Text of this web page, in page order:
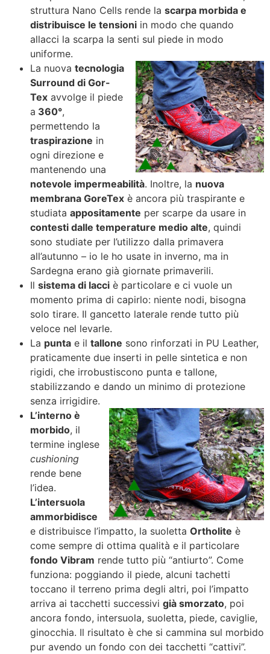
struttura Nano Cells rende la scarpa morbida e
distribuisce le tensioni in modo che quando
allacci la scarpa la senti sul piede in modo
uniforme.
La nuova tecnologia
Surround di Gor-
Tex avvolge il piede
a 360°,
permettendo la
traspirazione in
ogni direzione e
mantenendo una
notevole impermeabilità. Inoltre, la nuova
membrana GoreTex è ancora più traspirante e
studiata appositamente per scarpe da usare in
contesti dalle temperature medio alte, quindi
sono studiate per l’utilizzo dalla primavera
all’autunno – io le ho usate in inverno, ma in
Sardegna erano già giornate primaverili.
Il sistema di lacci è particolare e ci vuole un
momento prima di capirlo: niente nodi, bisogna
solo tirare. Il gancetto laterale rende tutto più
veloce nel levarle.
La punta e il tallone sono rinforzati in PU Leather,
praticamente due inserti in pelle sintetica e non
rigidi, che irrobustiscono punta e tallone,
stabilizzando e dando un minimo di protezione
senza irrigidire.
L’interno è
morbido, il
termine inglese
cushioning
rende bene
l’idea.
L’intersuola
ammorbidisce
e distribuisce l’impatto, la suoletta Ortholite è
come sempre di ottima qualità e il particolare
fondo Vibram rende tutto più “antiurto”. Come
funziona: poggiando il piede, alcuni tachetti
toccano il terreno prima degli altri, poi l’impatto
arriva ai tacchetti successivi già smorzato, poi
ancora fondo, intersuola, suoletta, piede, caviglie,
ginocchia. Il risultato è che si cammina sul morbido
pur avendo un fondo con dei tacchetti “cattivi”.